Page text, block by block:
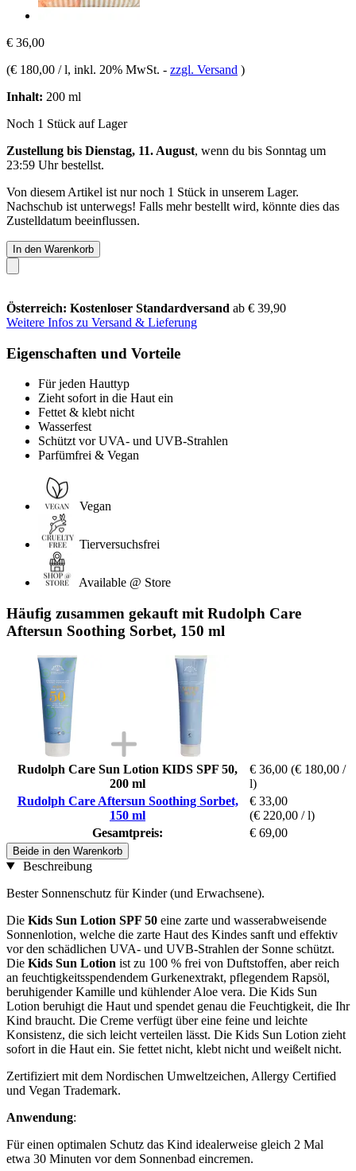
€ 36,00
(€ 180,00 / l, inkl. 20% MwSt. - zzgl. Versand )
Inhalt: 200 ml
Noch 1 Stück auf Lager
Zustellung bis Dienstag, 11. August, wenn du bis Sonntag um
23:59 Uhrbestellst.
Von diesem Artikel ist nur noch 1 Stück in unserem Lager.
Nachschub ist unterwegs! Falls mehr bestellt wird, könnte dies das
Zustelldatum beeinflussen.
In den Warenkorb
Österreich: Kostenloser Standardversand ab € 39,90
Weitere Infos zu Versand & Lieferung
Eigenschaften und Vorteile
Für jeden Hauttyp
Zieht sofort in die Haut ein
Fettet & klebt nicht
Wasserfest
Schützt vor UVA- und UVB-Strahlen
Parfümfrei & Vegan
Vegan
Tierversuchsfrei
Available @ Store
Häufig zusammen gekauft mit Rudolph Care
Aftersun Soothing Sorbet, 150 ml
Rudolph Care Sun Lotion KIDS SPF 50,
200 ml
€ 36,00 (€ 180,00 /
l)
Rudolph Care Aftersun Soothing Sorbet,
150 ml
€ 33,00
(€ 220,00 / l)
Gesamtpreis:
€ 69,00
Beide in den Warenkorb
Beschreibung
Bester Sonnenschutz für Kinder (und Erwachsene).
Die Kids Sun Lotion SPF 50 eine zarte und wasserabweisende
Sonnenlotion, welche die zarte Haut des Kindes sanft und effektiv
vor den schädlichen UVA- und UVB-Strahlen der Sonne schützt.
Die Kids Sun Lotion ist zu 100 % frei von Duftstoffen, aber reich
an feuchtigkeitsspendendem Gurkenextrakt, pflegendem Rapsöl,
beruhigender Kamille und kühlender Aloe vera. Die Kids Sun
Lotion beruhigt die Haut und spendet genau die Feuchtigkeit, die Ihr
Kind braucht. Die Creme verfügt über eine feine und leichte
Konsistenz, die sich leicht verteilen lässt. Die Kids Sun Lotion zieht
sofort in die Haut ein. Sie fettet nicht, klebt nicht und weißelt nicht.
Zertifiziert mit dem Nordischen Umweltzeichen, Allergy Certified
und Vegan Trademark.
Anwendung:
Für einen optimalen Schutz das Kind idealerweise gleich 2 Mal
etwa 30 Minuten vor dem Sonnenbad eincremen.